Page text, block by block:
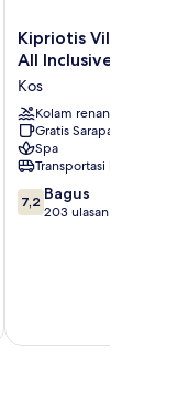
Kipriotis
Village
by
Anayia
All
Inclusive
Resorts
Kos
Kipriotis Village
All Inclusive Resorts
Kos
Kolam renang
Gratis Sarapan
Spa
Transportasi bandara
7.2
dari
7,2 Bagus
203 ulasan